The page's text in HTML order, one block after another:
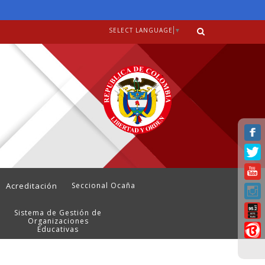
SELECT LANGUAGE ▼
Acreditación Seccional Ocaña
Sistema de Gestión de
Organizaciones
Educativas